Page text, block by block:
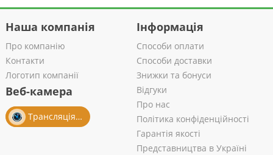
Наша компанія
Про компанію
Контакти
Логотип компанії
Веб-камера
Трансляція із салону
Інформація
Способи оплати
Способи доставки
Знижки та бонуси
Відгуки
Про нас
Політика конфіденційності
Гарантія якості
Представництва в Україні